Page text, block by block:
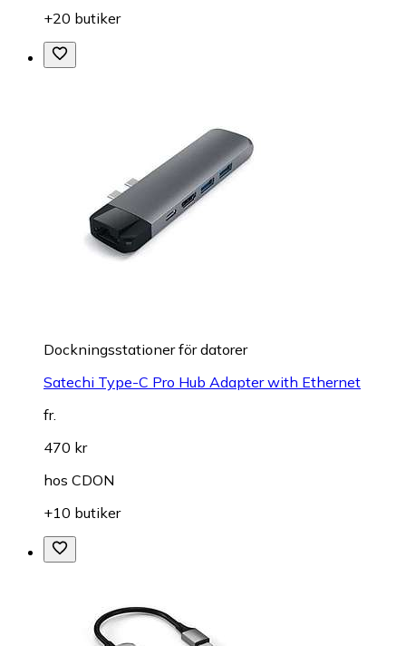
+20 butiker
Dockningsstationer för datorer
Satechi Type-C Pro Hub Adapter with Ethernet
fr.
470 kr
hos CDON
+10 butiker